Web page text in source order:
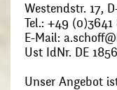
Westendstr. 17,
Tel.: +49
E-Mail:
Ust IdNr. DE
Unser Angebot